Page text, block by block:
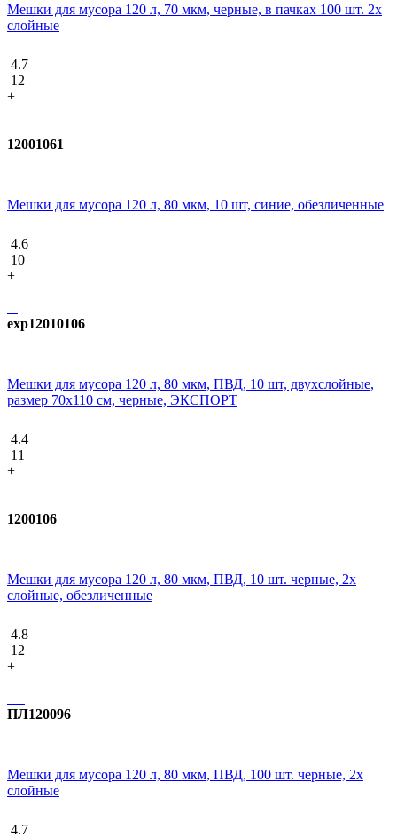
Мешки для мусора 120 л, 70 мкм, черные, в пачках 100 шт. 2х
слойные
4.7
12
+
12001061
Мешки для мусора 120 л, 80 мкм, 10 шт, синие, обезличенные
4.6
10
+
exp12010106
Мешки для мусора 120 л, 80 мкм, ПВД, 10 шт, двухслойные,
размер 70х110 см, черные, ЭКСПОРТ
4.4
11
+
1200106
Мешки для мусора 120 л, 80 мкм, ПВД, 10 шт. черные, 2х
слойные, обезличенные
4.8
12
+
ПЛ120096
Мешки для мусора 120 л, 80 мкм, ПВД, 100 шт. черные, 2х
слойные
4.7